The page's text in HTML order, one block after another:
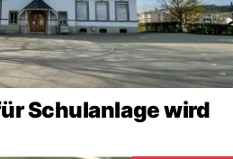
Schulanlage wird